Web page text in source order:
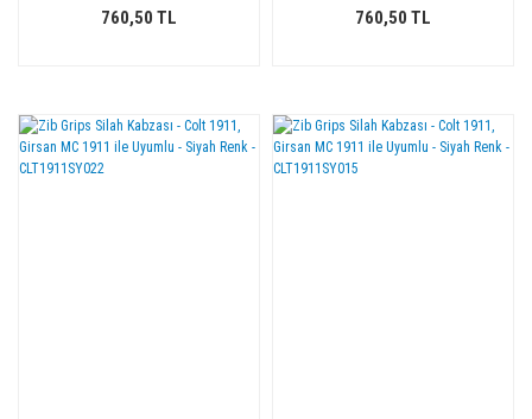
760,50 TL 760,50 TL